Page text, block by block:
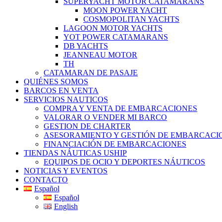
MOON POWER YACHT
COSMOPOLITAN YACHTS
LAGOON MOTOR YACHTS
YOT POWER CATAMARANS
DB YACHTS
JEANNEAU MOTOR
TH
CATAMARAN DE PASAJE
QUIÉNES SOMOS
BARCOS EN VENTA
SERVICIOS NAUTICOS
COMPRA Y VENTA DE EMBARCACIONES
VALORAR O VENDER MI BARCO
GESTION DE CHARTER
ASESORAMIENTO Y GESTIÓN DE
FINANCIACIÓN DE EMBARCACIONES
TIENDAS NÁUTICAS USHIP
EQUIPOS DE OCIO Y DEPORTES NÁUTICOS
NOTICIAS Y EVENTOS
CONTACTO
Español
Español
English